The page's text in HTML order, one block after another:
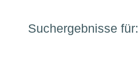
Suchergebnisse für: